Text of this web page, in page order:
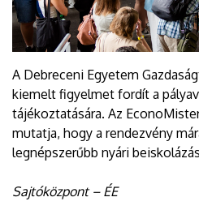
A Debreceni Egyetem
kiemelt figyelmet fordít a
tájékoztatására. Az
mutatja, hogy a rendezvény
legnépszerűbb nyári
Sajtóközpont – ÉE